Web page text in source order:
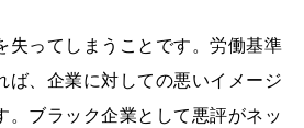
失ってしまうことです。労働基準
ば、企業に対しての悪いイメージ
。ブラック企業として悪評がネッ